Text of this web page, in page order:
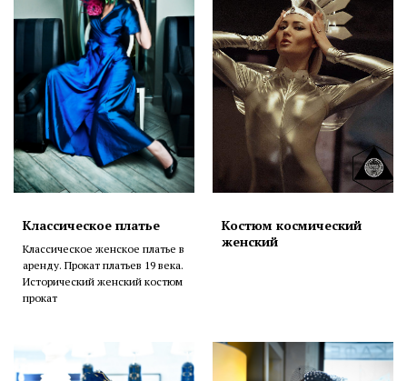
Классическое платье
Классическое женское платье в
аренду. Прокат платьев 19 века.
Исторический женский костюм
прокат
Костюм космический
женский